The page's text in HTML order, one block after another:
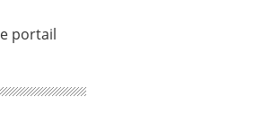
portail